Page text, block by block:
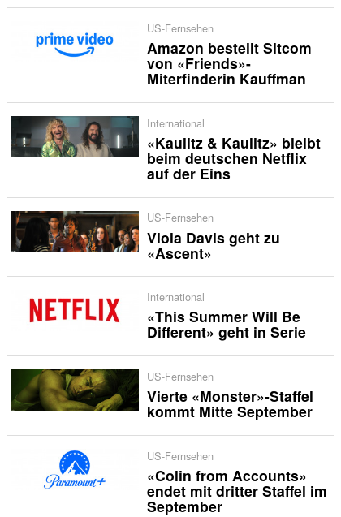
US-Fernsehen
Amazon bestellt Sitcom
von «Friends»-
Miterfinderin Kauffman
International
«Kaulitz & Kaulitz» bleibt
beim deutschen Netflix
auf der Eins
US-Fernsehen
Viola Davis geht zu
«Ascent»
International
«This Summer Will Be
Different» geht in Serie
US-Fernsehen
Vierte «Monster»-Staffel
kommt Mitte September
US-Fernsehen
«Colin from Accounts»
endet mit dritter Staffel im
September